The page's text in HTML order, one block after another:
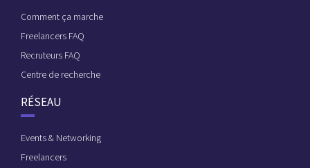
Comment ça marche
Freelancers FAQ
Recruteurs FAQ
Centre de recherche
RÉSEAU
Events & Networking
Freelancers